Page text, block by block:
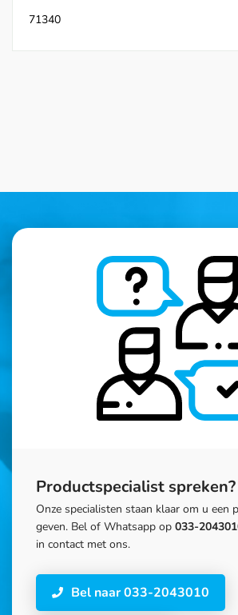
71340
Productspecialist spreken?
Onze specialisten staan klaar om u een
geven. Bel of Whatsapp op 033-
in contact met ons.
Bel naar 033-2043010